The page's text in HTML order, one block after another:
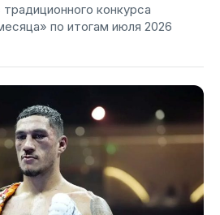
конкурса
по итогам июля 2026